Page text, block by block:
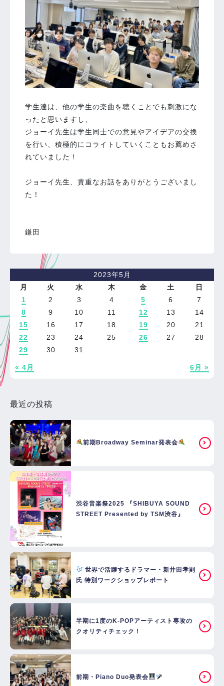
学生達は、他の学生の楽曲を聴くことでも刺激にな
ったと思いますし、
ジョーイ先生は学生同士での意見やアイデアの交換
を行い、積極的にコライトしていくこともお薦めさ
れていました！
ジョーイ先生、貴重なお話をありがとうございまし
た！
鎌田
2023年5月
月
火 水 木 金 土 日
« 4月 6月 »
1 2 3 4 5 6
7
8
9 10 11 12 13
14
15
16 17 18 19 20
21
22
23 24 25 26 27
28
29
30 31
最近の投稿
前期Broadway Seminar発表会
渋谷音楽祭2025 『SHIBUYA SOUND
STREET Presented by TSM渋谷』
世界で活躍するドラマー・新井田孝則
氏 特別ワークショップレポート
半期に1度のK-POPアーティスト専攻の
クオリティチェック！
前期・Piano Duo発表会